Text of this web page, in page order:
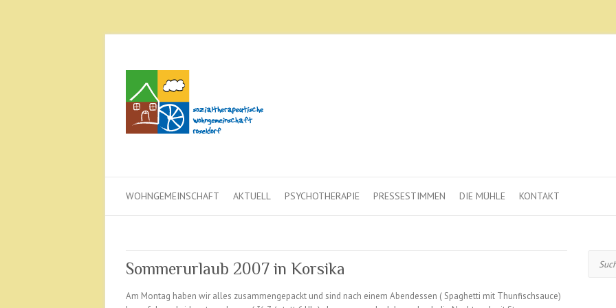
WOHNGEMEINSCHAFT AKTUELL PSYCHOTHERAPIE PRESSESTIMMEN DIE MÜHLE KONTAKT
Sommerurlaub 2007 in Korsika
Am Montag haben wir alles zusammengepackt und sind nach einem Abendessen ( Spaghetti mit Thunfischsauce)